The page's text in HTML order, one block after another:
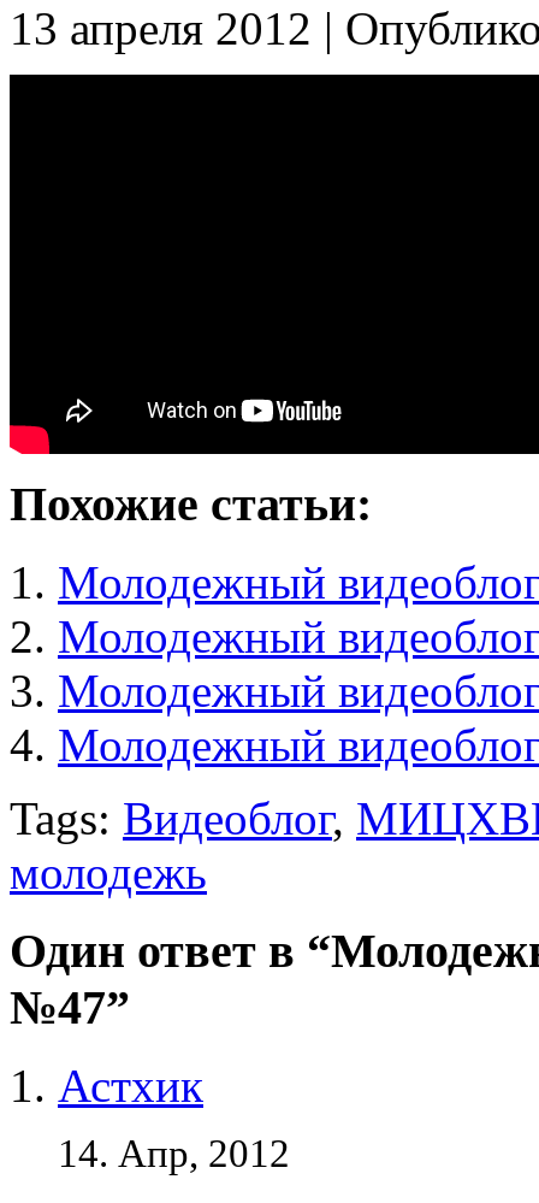
13 апреля 2012 |
Похожие статьи:
Молодежный
Молодежный
Молодежный
Молодежный
Tags: Видеоблог,
молодежь
Один ответ в
№47”
Астхик
14. Апр, 2012